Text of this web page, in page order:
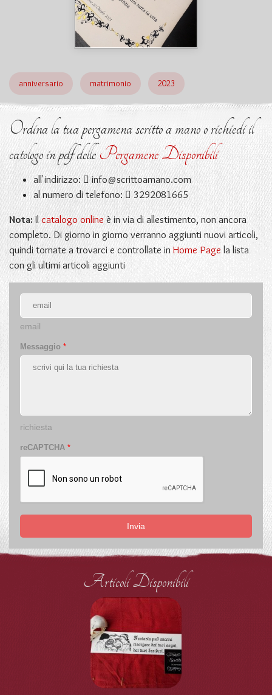
anniversario matrimonio 2023
Ordina la tua pergamena scritto a mano o richiedi il
catologo in pdf dellePergamene Disponibili
all'indirizzo: info@scrittoamano.com
al numero di telefono:
3292081665
Nota:Il catalogo onlineè in via di allestimento, non ancora
completo. Di giorno in giorno verranno aggiunti nuovi articoli,
quindi tornate a trovarci e controllate in Home Page la lista
con gli ultimi articoli aggiunti
email
Messaggio *
richiesta
reCAPTCHA *
Invia
Articoli Disponibili